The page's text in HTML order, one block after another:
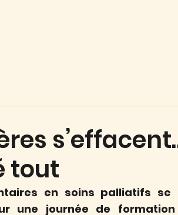
tout
en soins palliatifs se
une journée de